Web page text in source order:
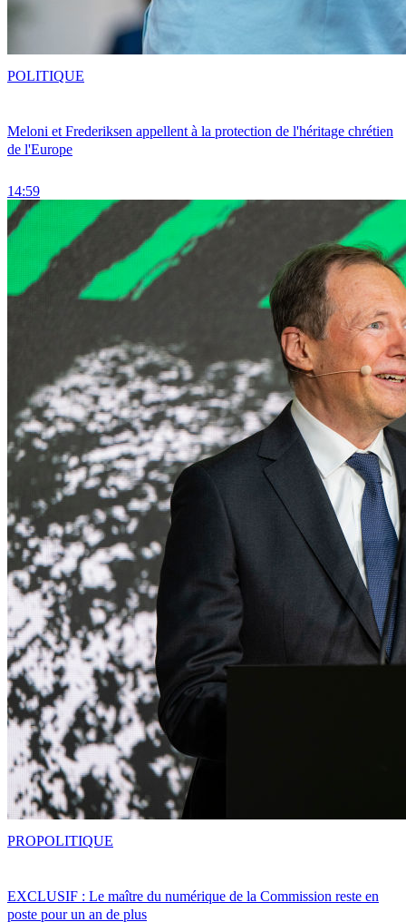
Meloni et Frederiksen appellent à la protection de l'héritage chrétien
de l'Europe
14:59
POLITIQUE
EXCLUSIF : Le maître du numérique de la Commission reste en
poste pour un an de plus
PROPOLITIQUE